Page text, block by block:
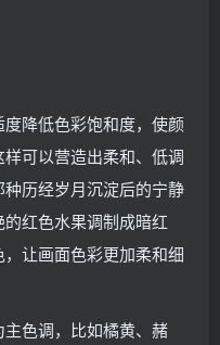
度降低色彩饱和度，使颜
可以营造出柔和、低调
历经岁月沉淀后的宁静
红色水果调制成暗红
让画面色彩更加柔和细
主色调，比如橘黄、赭